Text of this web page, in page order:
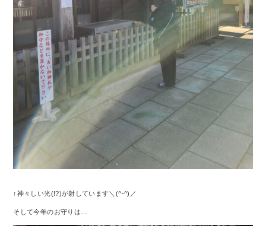
↑神々しい光(!?)が射しています＼(^-^)／
そして今年のお守りは…